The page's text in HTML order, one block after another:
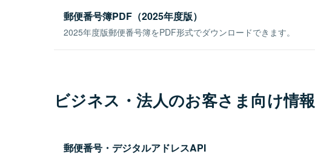
郵便番号簿PDF（2025年度版）
2025年度版郵便番号簿をPDF形式でダウンロードできます。
ビジネス・法人のお客さま向け情報
郵便番号・デジタルアドレスAPI